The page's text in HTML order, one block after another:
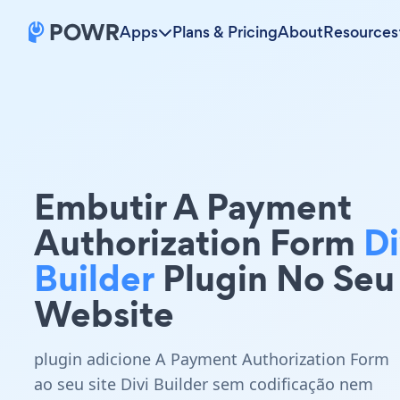
Apps Plans & PricingAboutResources
Embutir A Payment
Authorization Form
Builder Plugin No Seu
Website
plugin adicione A Payment Authorization Form
ao seu site Divi Builder sem codificação nem